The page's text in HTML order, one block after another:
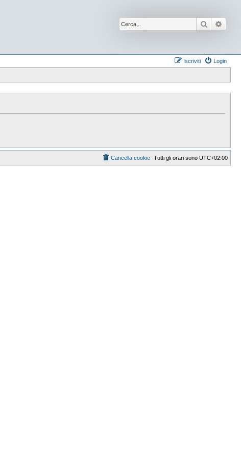
Cerca
Login
Iscriviti
Tutti gli orari sono UTC+02:00
Cancella cookie